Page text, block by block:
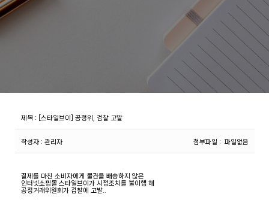
제목: [스타일브이] 공정위, 검찰 고발
작성자: 관리자 첨부파일 : 파일없음
결제를 마친 소비자에게 물건을 배송하지 않은
인터넷쇼핑몰 스타일브이가 시정조치를 불이행 해
공정거래위원회가 검찰에 고발..